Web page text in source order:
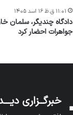
دادگاه چندیگر، سلمان
جواهرات احضار کرد
۱۱:۰۱ ق.ظ ۱۶ اسد ۱۴۰۵
خبرگــزاری